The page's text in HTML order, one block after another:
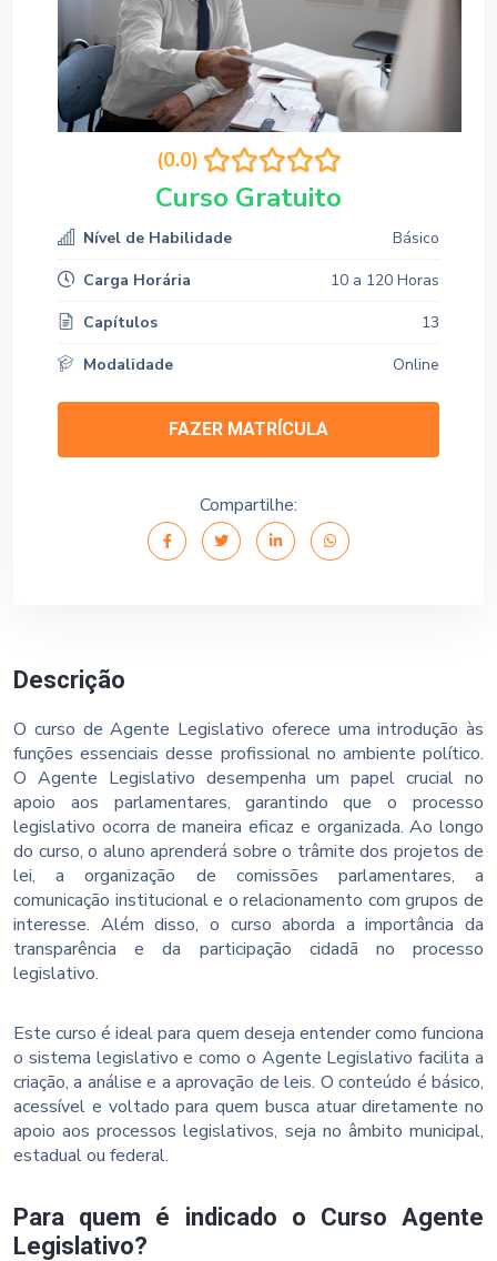
Descrição
O curso de Agente Legislativo oferece uma introdução às
funções essenciais desse profissional no ambiente político.
O Agente Legislativo desempenha um papel crucial no
apoio aos parlamentares, garantindo que o processo
legislativo ocorra de maneira eficaz e organizada. Ao longo
do curso, o aluno aprenderá sobre o trâmite dos projetos de
lei, a organização de comissões parlamentares, a
comunicação institucional e o relacionamento com grupos de
interesse. Além disso, o curso aborda a importância da
transparência e da participação cidadã no processo
legislativo.
Este curso é ideal para quem deseja entender como funciona
o sistema legislativo e como o Agente Legislativo facilita a
criação, a análise e a aprovação de leis. O conteúdo é básico,
acessível e voltado para quem busca atuar diretamente no
apoio aos processos legislativos, seja no âmbito municipal,
estadual ou federal.
Para quem é indicado o Curso Agente
Legislativo?
(0.0)
Curso Gratuito
Nível de Habilidade
Básico
Carga Horária
10 a 120 Horas
Capítulos
13
Modalidade
Online
FAZER MATRÍCULA
Compartilhe: